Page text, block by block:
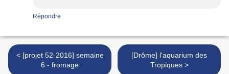
Répondre
< [projet 52-2016] semaine
6 - fromage
[Drôme] l'aquarium des
Tropiques >